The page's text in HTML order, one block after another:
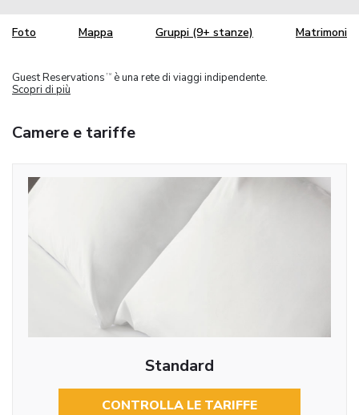
Foto Mappa Gruppi (9+ stanze) Matrimoni
Guest Reservations TM
è una rete di viaggi indipendente.
Scopri di più
Camere e tariffe
Standard
CONTROLLA LE TARIFFE